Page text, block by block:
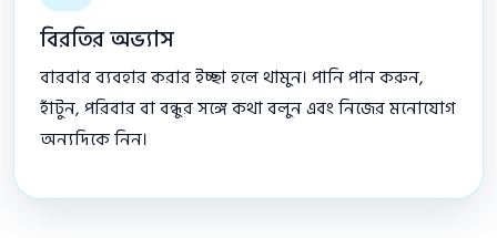
বিরতির অভ্যাস
বারবার ব্যবহার করার ইচ্ছা হলে থামুন। পানি পান করুন,
হাঁটুন, পরিবার বা বন্ধুর সঙ্গে কথা বলুন এবং নিজের মনোযোগ
অন্যদিকে নিন।